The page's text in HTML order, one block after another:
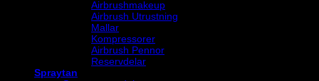
Airbrushmakeup
Airbrush Utrustning
Mallar
Kompressorer
Airbrush Pennor
Reservdelar
Spraytan